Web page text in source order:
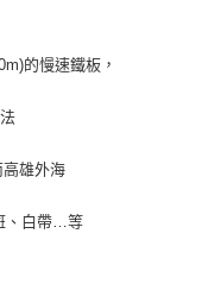
的慢速鐵板，
雄外海
、白帶…等